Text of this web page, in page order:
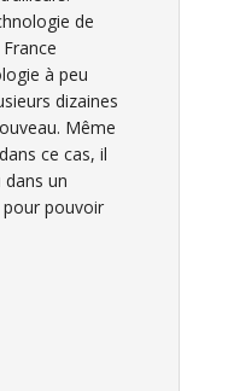
de
à peu
dizaines
Même
ce cas, il
dans un
pouvoir